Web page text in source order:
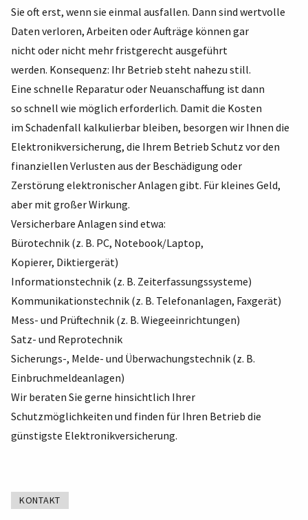
Sie oft erst, wenn sie einmal ausfallen. Dann sind wertvolle
Daten verloren, Arbeiten oder Aufträge können gar
nicht oder nicht mehr fristgerecht ausgeführt
werden. Konsequenz: Ihr Betrieb steht nahezu still.
Eine schnelle Reparatur oder Neuanschaffung ist dann
so schnell wie möglich erforderlich. Damit die Kosten
im Schadenfall kalkulierbar bleiben, besorgen wir Ihnen die
Elektronikversicherung, die Ihrem Betrieb Schutz vor den
finanziellen Verlusten aus der Beschädigung oder
Zerstörung elektronischer Anlagen gibt. Für kleines Geld,
aber mit großer Wirkung.
Versicherbare Anlagen sind etwa:
Bürotechnik (z. B. PC, Notebook/Laptop,
Kopierer, Diktiergerät)
Informationstechnik (z. B. Zeiterfassungssysteme)
Kommunikationstechnik (z. B. Telefonanlagen, Faxgerät)
Mess- und Prüftechnik (z. B. Wiegeeinrichtungen)
Satz- und Reprotechnik
Sicherungs-, Melde- und Überwachungstechnik (z. B.
Einbruchmeldeanlagen)
Wir beraten Sie gerne hinsichtlich Ihrer
Schutzmöglichkeiten und finden für Ihren Betrieb die
günstigste Elektronikversicherung.
KONTAKT